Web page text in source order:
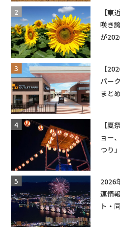
【東
咲き
が
【
パー
まと
【夏
ョー
つり
2026
連情
ト・